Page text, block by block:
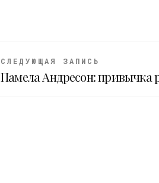
СЛЕДУЮЩАЯ ЗАПИСЬ
Памела Андресон: привычка